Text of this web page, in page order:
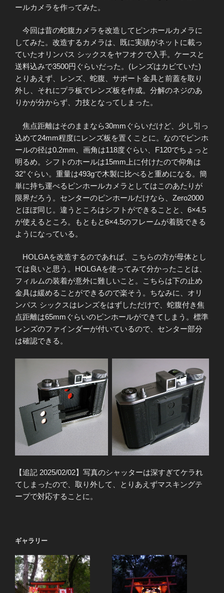
ールカメラを作ってみた。
今回は昔の蛇腹カメラを改造してピンホールカメラに
してみた。改造するカメラは、既に実績がネットに載っ
ていたオリンパス シックスをヤフオクで入手。ケースと
送料込みで3500円ぐらいだった。(レンズはカビていた)
とりあえず、レンズ、蛇腹、サポート金具と前蓋を取り
外し、それにプラ板でレンズ板を作成。分解のネジのあ
りかが分からず、力技となってしまった。
焦点距離はそのままなら30mmぐらいだけど、少し引っ
込めて24mm程度にレンズ板を置くことに。なのでピンホ
ールの径は0.2mm、画角は118度ぐらい、F120でちょっと
明るめ。シフトのホールは15mm上に付けたので仰角は
32°ぐらい。重量は493gで木製に比べると重めになる。簡
単に持ち運べるピンホールカメラとしてはこのあたりが
限界だろう。センターのピンホールだけなら、Zero2000
とほぼ同じ。違うところはシフトができることと、6×4.5
が使えるところ。もともと6×4.5のフレームが着脱できる
ようになっている。
HOLGAを改造するのであれば、こちらの方が母体とし
ては良いと思う。HOLGAを使ってみて分かったことは、
フィルムの装着が意外に難しいこと。こちらは下の止め
金具は緩めることができるので楽そう。ちなみに、オリ
ンパス シックスはレンズをはずしただけで、蛇腹付き焦
点距離は65mmぐらいのピンホールができてしまう。標準
レンズのファインダーが付いているので、センター部分
は確認できる。
【追記 2025/02/02】写真のシャッターは深すぎてケラれ
てしまったので、取り外して、とりあえずマスキングテ
ープで対応することに。
ギャラリー